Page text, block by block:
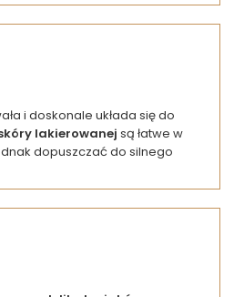
i doskonale układa się do
lakierowanej są łatwe w
dopuszczać do silnego